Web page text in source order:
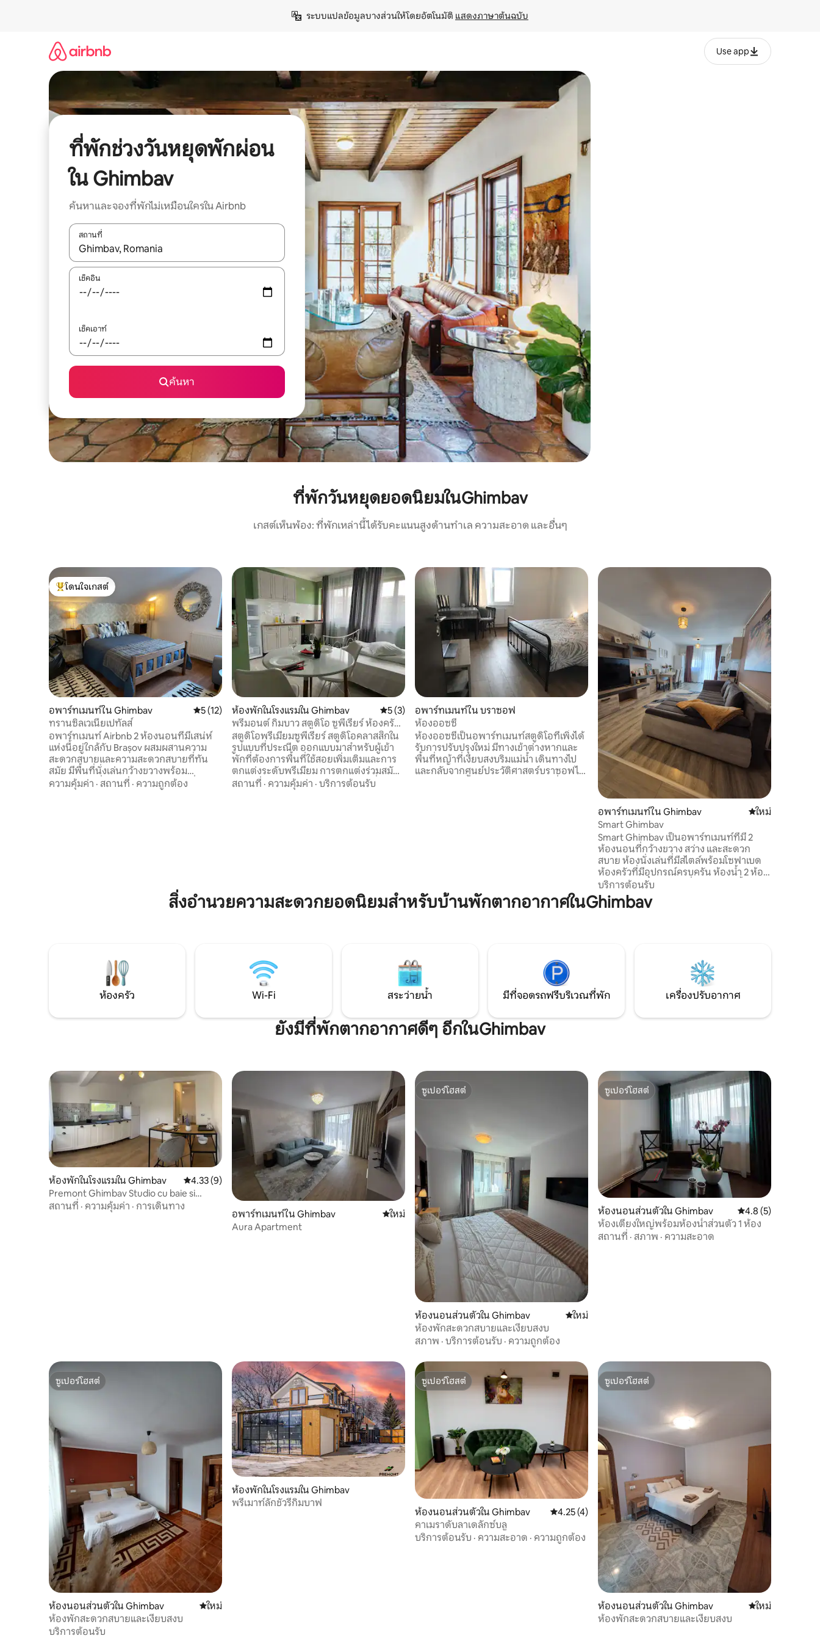
ระบบแปลข้อมูลบางส่วนให้โดยอัตโนมัติ แสดงภาษาต้นฉบับ
Use app
ที่พักช่วงวันหยุดพักผ่อน
ใน Ghimbav
ค้นหาและจองที่พักไม่เหมือนใครใน Airbnb
สถานที่
ใช้ลูกศรขึ้นลง หรือใช้การสัมผัสหรือปัด เพื่อสำรวจผลการค้นหา
เช็คอิน
เช็คเอาท์
ค้นหา
ที่พักวันหยุดยอดนิยมในGhimbav
เกสต์เห็นพ้อง: ที่พักเหล่านี้ได้รับคะแนนสูงด้านทำเล ความสะอาด และอื่นๆ
โดนใจเกสต์ที่สุด
โดนใจเกสต์
อพาร์ทเมนท์ใน Ghimbav คะแนนเฉลี่ย 5 จาก 5, 12 รีวิว
5 (12)
ทรานซิลเวเนียเปทัลส์
อพาร์ทเมนท์ Airbnb 2 ห้องนอนที่มีเสน่ห์
แห่งนี้อยู่ใกล้กับ Brașov ผสมผสานความ
สะดวกสบายและความสะดวกสบายที่ทัน
สมัย มีพื้นที่นั่งเล่นกว้างขวางพร้อม
เฟอร์นิเจอร์ที่อบอุ่นและการตกแต่งที่มี
สไตล์ ห้องครัวที่มีอุปกรณ์ครบครันมีเครื่อง
ความคุ้มค่า · สถานที่ · ความถูกต้อง
ห้องพักในโรงแรมใน Ghimbav คะแนนเฉลี่ย 5 จาก 5, 3 รีวิว
5 (3)
พรีมอนต์ กิมบาว สตูดิโอ ซูพีเรียร์ ห้องครัว
แบบเปิดโล่ง
สตูดิโอพรีเมี่ยมซูพีเรียร์ สตูดิโอคลาสสิกใน
รูปแบบที่ประณีต ออกแบบมาสำหรับผู้เข้า
พักที่ต้องการพื้นที่ใช้สอยเพิ่มเติมและการ
ตกแต่งระดับพรีเมียม การตกแต่งร่วมสมัย
และแสงไฟโดยรอบสร้างบรรยากาศที่
สมบูรณ์แบบสำหรับการพักผ่อนหลังวันที่
สถานที่ · ความคุ้มค่า · บริการต้อนรับ
อพาร์ทเมนท์ใน บราซอฟ
ห้องออซซี่
ห้องออซซี่เป็นอพาร์ทเมนท์สตูดิโอที่เพิ่งได้
รับการปรับปรุงใหม่ มีทางเข้าต่างหากและ
พื้นที่หญ้าที่เงียบสงบริมแม่น้ำ เดินทางไป
และกลับจากศูนย์ประวัติศาสตร์บราซอฟได้
อพาร์ทเมนท์ใน Ghimbav ที่พักใหม่
ใหม่
Smart Ghimbav
Smart Ghimbav เป็นอพาร์ทเมนท์ที่มี 2
ห้องนอนที่กว้างขวาง สว่าง และสะดวก
สบาย ห้องนั่งเล่นที่มีสไตล์พร้อมโซฟาเบด
ห้องครัวที่มีอุปกรณ์ครบครัน ห้องน้ำ 2 ห้อง
ระเบียงกว้างขวาง และที่จอดรถ เราตั้งอยู่ใน
ย่านใหม่ของกิมบาว ซึ่งคุณสามารถเข้าถึง
ทุกสิ่งที่คุณต้องการได้อย่างง่ายดาย เราอยู่
บริการต้อนรับ
สิ่งอำนวยความสะดวกยอดนิยมสำหรับบ้านพักตากอากาศในGhimbav
ห้องครัว Wi-Fi สระว่ายน้ำ มีที่จอดรถฟรีบริเวณที่พัก เครื่องปรับอากาศ
ยังมีที่พักตากอากาศดีๆ อีกในGhimbav
ห้องพักในโรงแรมใน Ghimbav คะแนนเฉลี่ย 4.33 จาก 5, 9 รีวิว
4.33 (9)
Premont Ghimbav Studio cu baie si
bucatarie
สถานที่ · ความคุ้มค่า · การเดินทาง
อพาร์ทเมนท์ใน Ghimbav ที่พักใหม่
ใหม่
Aura Apartment
ซูเปอร์โฮสต์
ซูเปอร์โฮสต์
ห้องนอนส่วนตัวใน Ghimbav ที่พักใหม่
ใหม่
ห้องพักสะดวกสบายและเงียบสงบ
สภาพ · บริการต้อนรับ · ความถูกต้อง
ซูเปอร์โฮสต์
ซูเปอร์โฮสต์
ห้องนอนส่วนตัวใน Ghimbav คะแนนเฉลี่ย 4.8 จา
4.8 (5)
ห้องเตียงใหญ่พร้อมห้องน้ำส่วนตัว 1 ห้อง
สถานที่ · สภาพ · ความสะอาด
ซูเปอร์โฮสต์
ซูเปอร์โฮสต์
ห้องนอนส่วนตัวใน Ghimbav ที่พักใหม่
ใหม่
ห้องพักสะดวกสบายและเงียบสงบ
บริการต้อนรับ
ห้องพักในโรงแรมใน Ghimbav
พรีเมาท์ลักชัวรี่กิมบาฟ
ซูเปอร์โฮสต์
ซูเปอร์โฮสต์
ห้องนอนส่วนตัวใน Ghimbav คะแนนเฉลี่ย 4.25 จาก 5, 4 รีวิว
4.25 (4)
คาเมราดับลาเดลักซ์บลู
บริการต้อนรับ · ความสะอาด · ความถูกต้อง
ซูเปอร์โฮสต์
ซูเปอร์โฮสต์
ห้องนอนส่วนตัวใน Ghimbav ที่พักใหม่
ใหม่
ห้องพักสะดวกสบายและเงียบสงบ